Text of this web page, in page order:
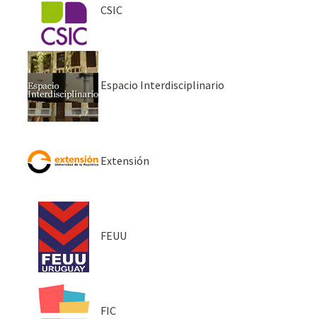
CSIC
Espacio Interdisciplinario
Extensión
FEUU
FIC